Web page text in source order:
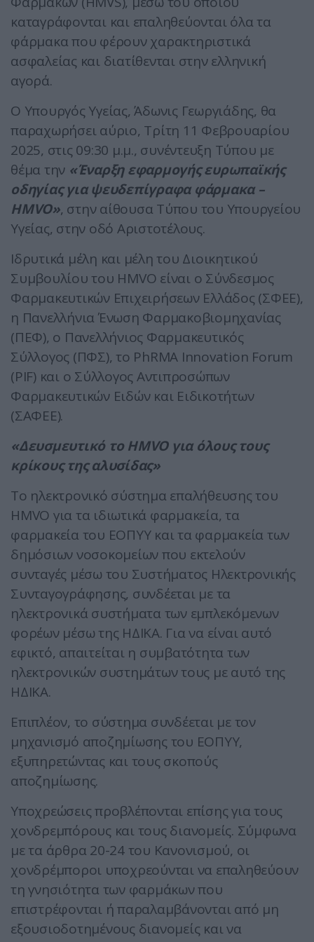
καταγράφονται και επαληθεύονται όλα τα
φάρμακα που φέρουν χαρακτηριστικά
ασφαλείας και διατίθενται στην ελληνική
αγορά.
Ο Υπουργός Υγείας, Άδωνις Γεωργιάδης, θα
παραχωρήσει αύριο, Τρίτη 11 Φεβρουαρίου
2025, στις 09:30 μ.μ., συνέντευξη Τύπου με
θέμα την «Έναρξη εφαρμογής ευρωπαϊκής
οδηγίας για ψευδεπίγραφα φάρμακα –
HMVO», στην αίθουσα Τύπου του Υπουργείου
Υγείας, στην οδό Αριστοτέλους.
Ιδρυτικά μέλη και μέλη του Διοικητικού
Συμβουλίου του HMVO είναι ο Σύνδεσμος
Φαρμακευτικών Επιχειρήσεων Ελλάδος (ΣΦΕΕ),
η Πανελλήνια Ένωση Φαρμακοβιομηχανίας
(ΠΕΦ), ο Πανελλήνιος Φαρμακευτικός
Σύλλογος (ΠΦΣ), το PhRMA Innovation Forum
(PIF) και ο Σύλλογος Αντιπροσώπων
Φαρμακευτικών Ειδών και Ειδικοτήτων
(ΣΑΦΕΕ).
«Δευσμευτικό το HMVO για όλους τους
κρίκους της αλυσίδας»
Το ηλεκτρονικό σύστημα επαλήθευσης του
HMVO για τα ιδιωτικά φαρμακεία, τα
φαρμακεία του ΕΟΠΥΥ και τα φαρμακεία των
δημόσιων νοσοκομείων που εκτελούν
συνταγές μέσω του Συστήματος Ηλεκτρονικής
Συνταγογράφησης, συνδέεται με τα
ηλεκτρονικά συστήματα των εμπλεκόμενων
φορέων μέσω της ΗΔΙΚΑ. Για να είναι αυτό
εφικτό, απαιτείται η συμβατότητα των
ηλεκτρονικών συστημάτων τους με αυτό της
ΗΔΙΚΑ.
Επιπλέον, το σύστημα συνδέεται με τον
μηχανισμό αποζημίωσης του ΕΟΠΥΥ,
εξυπηρετώντας και τους σκοπούς
αποζημίωσης.
Υποχρεώσεις προβλέπονται επίσης για τους
χονδρεμπόρους και τους διανομείς. Σύμφωνα
με τα άρθρα 20-24 του Κανονισμού, οι
χονδρέμποροι υποχρεούνται να επαληθεύουν
τη γνησιότητα των φαρμάκων που
επιστρέφονται ή παραλαμβάνονται από μη
εξουσιοδοτημένους διανομείς και να